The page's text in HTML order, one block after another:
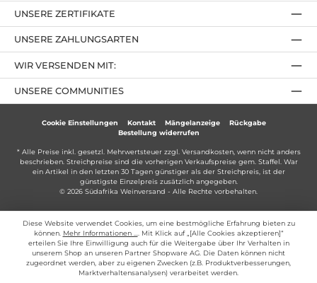
UNSERE ZAHLUNGSARTEN
UNSERE ZERTIFIKATE
UNSERE COMMUNITIES
WIR VERSENDEN MIT:
Cookie Einstellungen Kontakt Mängelanzeige
Rückgabe
Bestellung widerrufen
* Alle Preise inkl. gesetzl. Mehrwertsteuer zzgl. Versandkosten, wenn nicht anders
beschrieben. Streichpreise sind die vorherigen Verkaufspreise gem. Staffel. War
ein Artikel in den letzten 30 Tagen günstiger als der Streichpreis, ist der
günstigste Einzelpreis zusätzlich angegeben.
© 2026 Südafrika Weinversand - Alle Rechte vorbehalten.
Diese Website verwendet Cookies, um eine bestmögliche Erfahrung bieten zu
können. Mehr Informationen ...
. Mit Klick auf „[Alle Cookies akzeptieren]“
erteilen Sie Ihre Einwilligung auch für die Weitergabe über Ihr Verhalten in
unserem Shop an unseren Partner Shopware AG. Die Daten können nicht
zugeordnet werden, aber zu eigenen Zwecken (z.B. Produktverbesserungen,
Marktverhaltensanalysen) verarbeitet werden.